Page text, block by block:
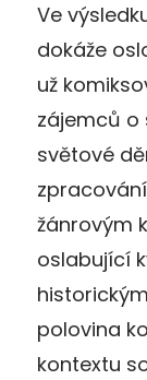
Ve
dokáže
už
zájemců o
světové
žánrovým
oslabující
polovina
kontextu